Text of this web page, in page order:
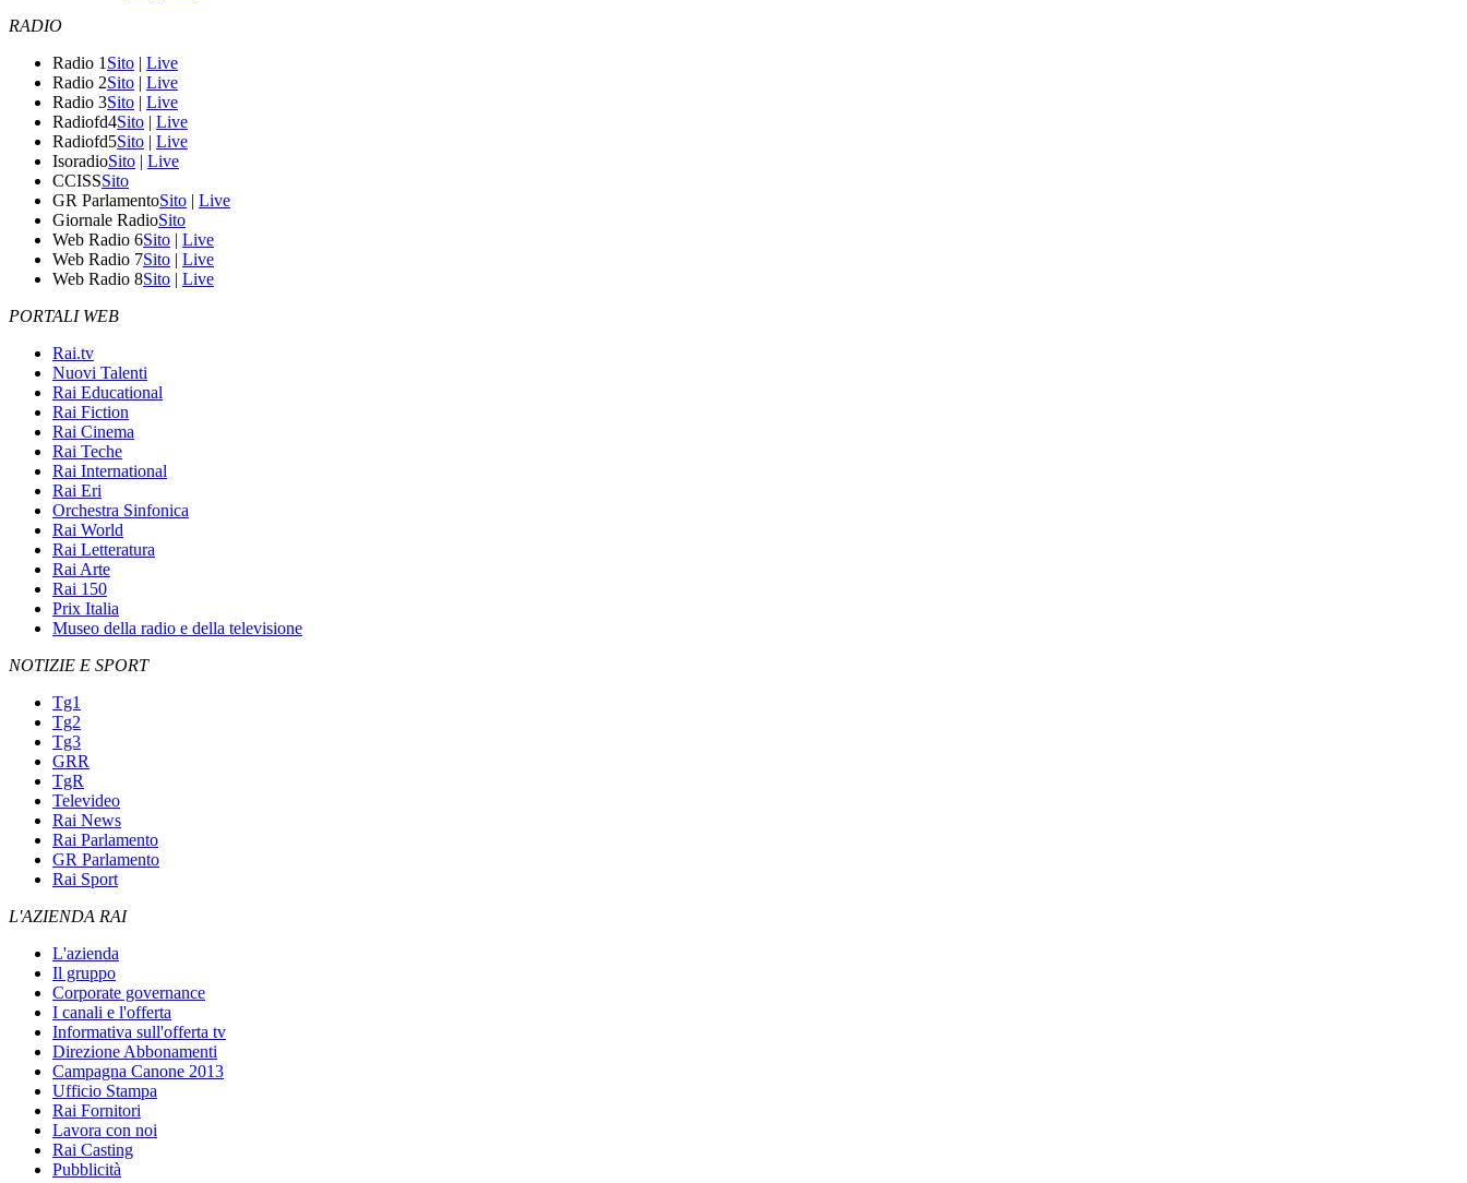
RADIO
Radio 1 Sito | Live
Radio 2Sito | Live
Radio 3Sito | Live
Radiofd4Sito | Live
Radiofd5Sito | Live
IsoradioSito | Live
CCISSSito
GR ParlamentoSito | Live
Giornale RadioSito
Web Radio 6Sito | Live
Web Radio 7Sito | Live
Web Radio 8Sito | Live
PORTALI WEB
Rai.tv
Nuovi Talenti
Rai Educational
Rai Fiction
Rai Cinema
Rai Teche
Rai International
Rai Eri
Orchestra Sinfonica
Rai World
Rai Letteratura
Rai Arte
Rai 150
Prix Italia
Museo della radio e della televisione
NOTIZIE E SPORT
Tg1
Tg2
Tg3
GRR
TgR
Televideo
Rai News
Rai Parlamento
GR Parlamento
Rai Sport
L'AZIENDA RAI
L'azienda
Il gruppo
Corporate governance
I canali e l'offerta
Informativa sull'offerta tv
Direzione Abbonamenti
Campagna Canone 2013
Ufficio Stampa
Rai Fornitori
Lavora con noi
Rai Casting
Pubblicità